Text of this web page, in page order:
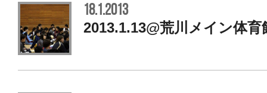
18.1.2013
2013.1.13@荒川メイン体